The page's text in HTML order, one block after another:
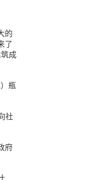
的
了
成
瓶
社
府